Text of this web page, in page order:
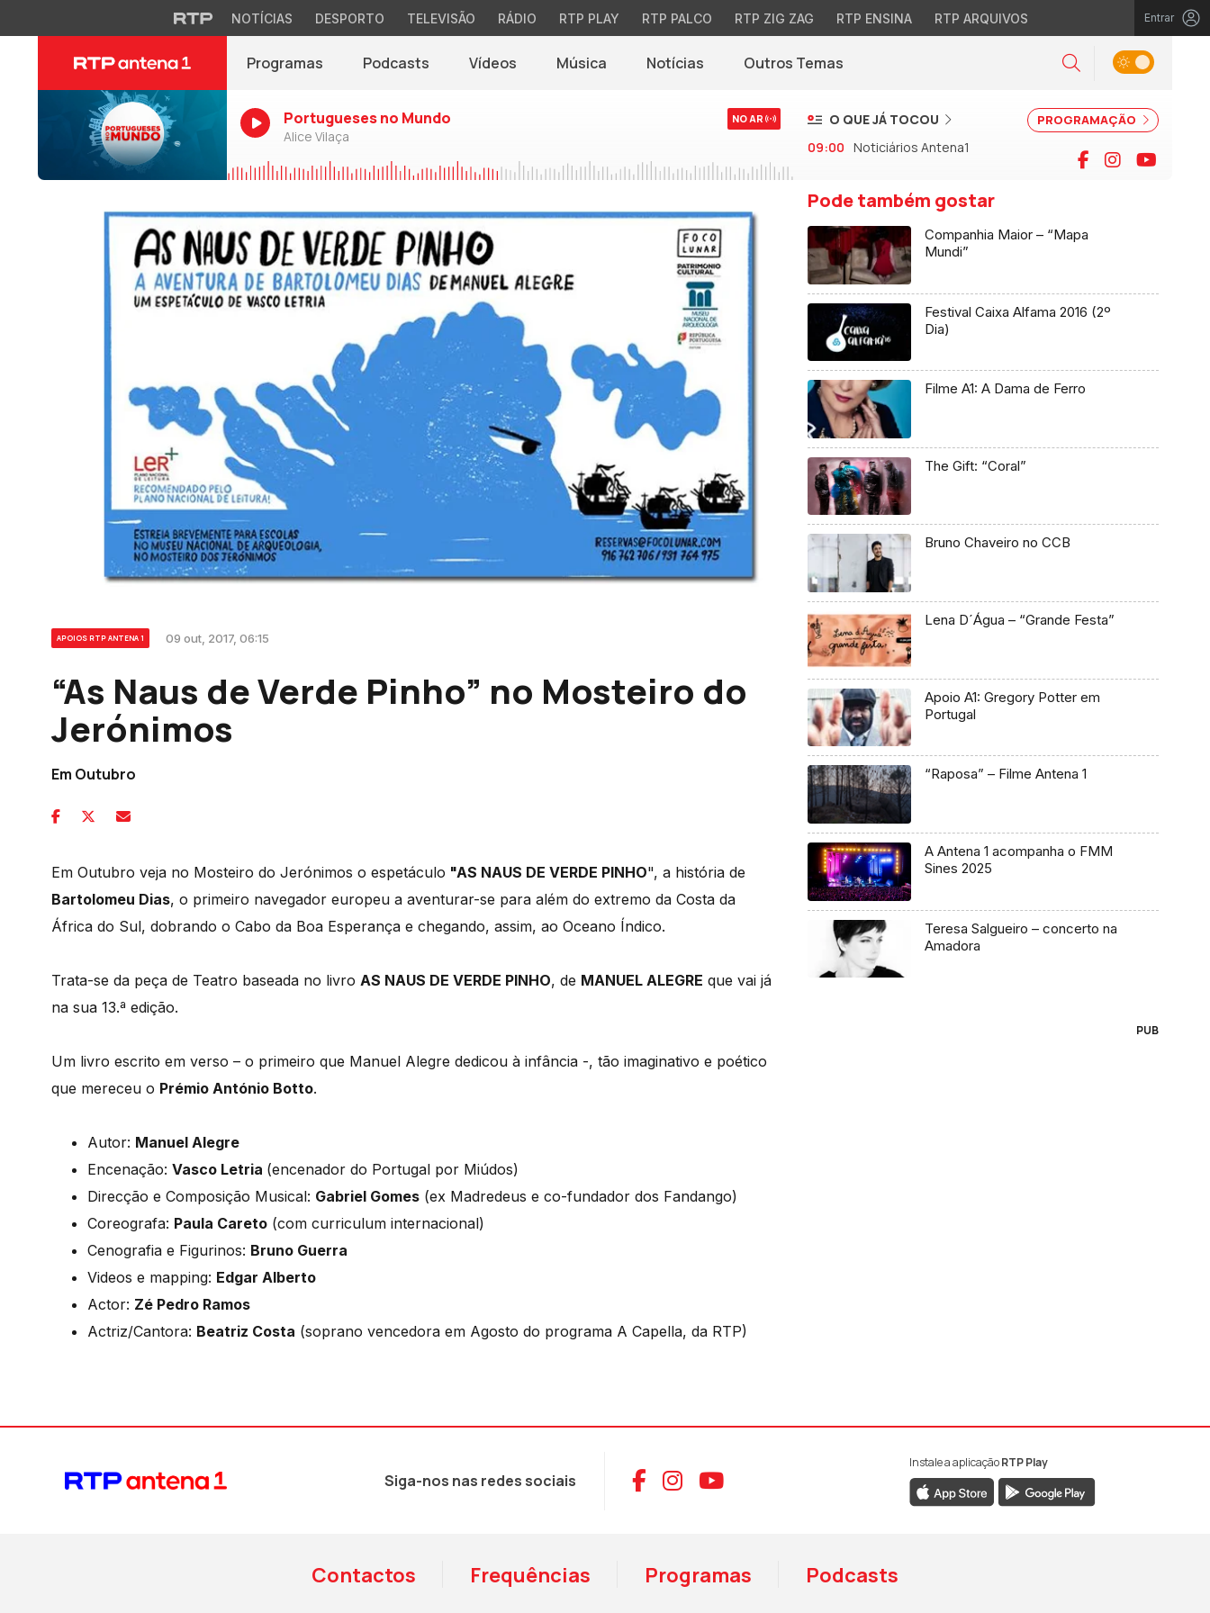
NOTÍCIAS DESPORTO TELEVISÃO RÁDIO RTP PLAY RTP PALCO RTP ZIG ZAG RTP ENSINA RTP ARQUIVOS Entrar
Programas Podcasts Vídeos Música Notícias(abre em nova janela)
Outros Temas Pesquisar
Alternar tema
Portugueses no Mundo
Alice Vilaça
NO AR PROGRAMAÇÃO
O QUE JÁ TOCOU
09:00 Noticiários Antena1 Facebook
Instagram
APOIOS RTP ANTENA 1 09 out, 2017, 06:15
“As Naus de Verde Pinho” no Mosteiro do
Jerónimos
Em Outubro
Em Outubro veja no Mosteiro do Jerónimos o espetáculo "AS NAUS DE VERDE PINHO", a história de
Bartolomeu Dias, o primeiro navegador europeu a aventurar-se para além do extremo da Costa da
África do Sul, dobrando o Cabo da Boa Esperança e chegando, assim, ao Oceano Índico.
Trata-se da peça de Teatro baseada no livro AS NAUS DE VERDE PINHO, de MANUEL ALEGRE que vai já
na sua 13.ª edição.
Um livro escrito em verso – o primeiro que Manuel Alegre dedicou à infância -, tão imaginativo e poético
que mereceu o Prémio António Botto.
Autor: Manuel Alegre
Encenação: Vasco Letria (encenador do Portugal por Miúdos)
Direcção e Composição Musical: Gabriel Gomes (ex Madredeus e co-fundador dos Fandango)
Coreografa: Paula Careto (com curriculum internacional)
Cenografia e Figurinos: Bruno Guerra
Videos e mapping: Edgar Alberto
Actor: Zé Pedro Ramos
Actriz/Cantora: Beatriz Costa (soprano vencedora em Agosto do programa A Capella, da RTP)
Pode também gostar
Companhia Maior – “Mapa
Mundi”
Festival Caixa Alfama 2016 (2º
Dia)
Filme A1: A Dama de Ferro
The Gift: “Coral”
Bruno Chaveiro no CCB
Lena D´Água – “Grande Festa”
Apoio A1: Gregory Potter em
Portugal
“Raposa” – Filme Antena 1
A Antena 1 acompanha o FMM
Sines 2025
Teresa Salgueiro – concerto na
Amadora
PUB
Siga-nos nas redes sociais Aceder ao Facebook da RTP Antena 1
Aceder ao Instagram da RTP Antena 1
Aceder ao YouTube da RTP Antena 1
Instale a aplicaçãoRTP Play
Contactos Frequências Programas Podcasts